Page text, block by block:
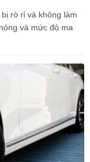
rò rỉ và không làm
và mức độ ma